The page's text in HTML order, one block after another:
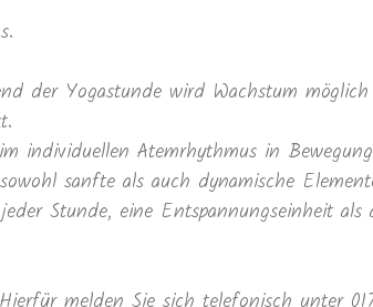
der Yogastunde wird Wachstum
individuellen Atemrhythmus in
sanfte als auch dynamische
Stunde, eine Entspannungseinheit als